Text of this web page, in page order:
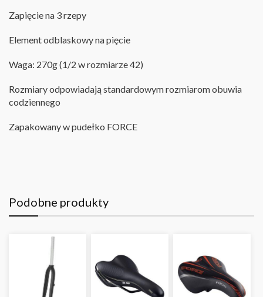
Zapięcie na 3 rzepy
Element odblaskowy na pięcie
Waga: 270g (1/2 w rozmiarze 42)
Rozmiary odpowiadają standardowym rozmiarom obuwia
codziennego
Zapakowany w pudełko FORCE
Podobne produkty